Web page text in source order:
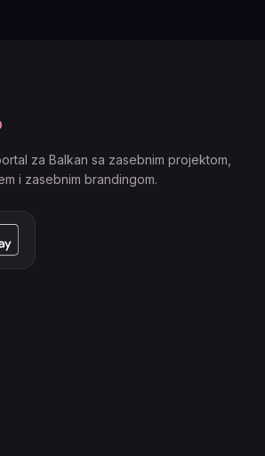
za Balkan sa zasebnim projektom,
i zasebnim brandingom.